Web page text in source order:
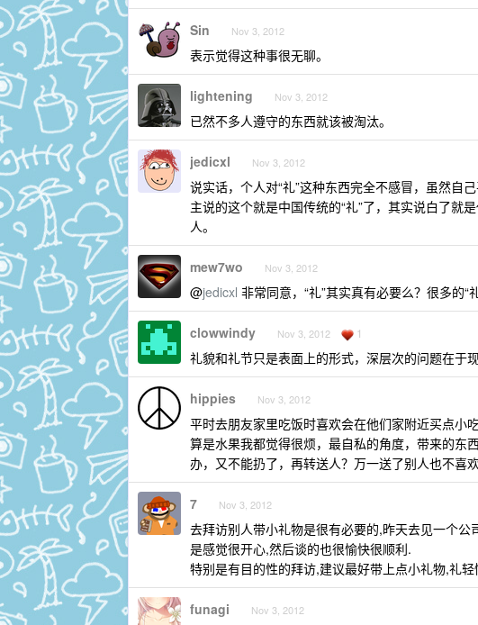
Sin Nov 3, 2012
表示觉得这种事很无聊。
lightening Nov 3, 2012
已然不多人遵守的东西就该被淘汰。
jedicxl Nov 3, 2012
说实话，个人对“礼”这种东西完全不感冒，虽然自
主说的这个就是中国传统的“礼”了，其实说白了就
人。
mew7wo Nov 3, 2012
@jedicxl 非常同意，“礼”其实真有必要么？很多的“
clowwindy Nov 3, 2012 1
礼貌和礼节只是表面上的形式，深层次的问题在于
hippies Nov 3, 2012
平时去朋友家里吃饭时喜欢会在他们家附近买点小
算是水果我都觉得很烦，最自私的角度，带来的东
办，又不能扔了，再转送人？万一送了别人也不喜
7 Nov 3, 2012
去拜访别人带小礼物是很有必要的,昨天去见一个
是感觉很开心,然后谈的也很愉快很顺利.
特别是有目的性的拜访,建议最好带上点小礼物,礼
funagi Nov 3, 2012